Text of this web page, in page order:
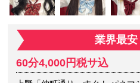
業界最安
60分4,000円税サ込